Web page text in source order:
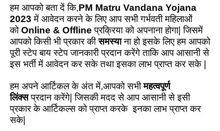
हम आपको बता दें कि,PM Matru Vandana Yojana
2023में आवेदन करने के लिए आप सभी गर्भवती महिलाओं
कोOnline & Offlineप्रक्रिया को अपनाना होगा| जिसमें
आपको किसी भी प्रकार कीसमस्याना हो इसके लिए हम आपको
पूरी स्टेप बाय स्टेप जानकारी प्रदान करेंगे ताकि आप आसानी से
इस भर्ती में आवेदन कर सके तथा इसका लाभ प्राप्त कर सके |
हम अपने आर्टिकल के अंत में,आपको सभीमहत्वपूर्ण
लिंक्सप्रदान करेंगे| जिसकी मदद से आप आसानी से इसी
प्रकार के आर्टिकल्स को प्राप्त करके इनका लाभ प्राप्त कर
सके|